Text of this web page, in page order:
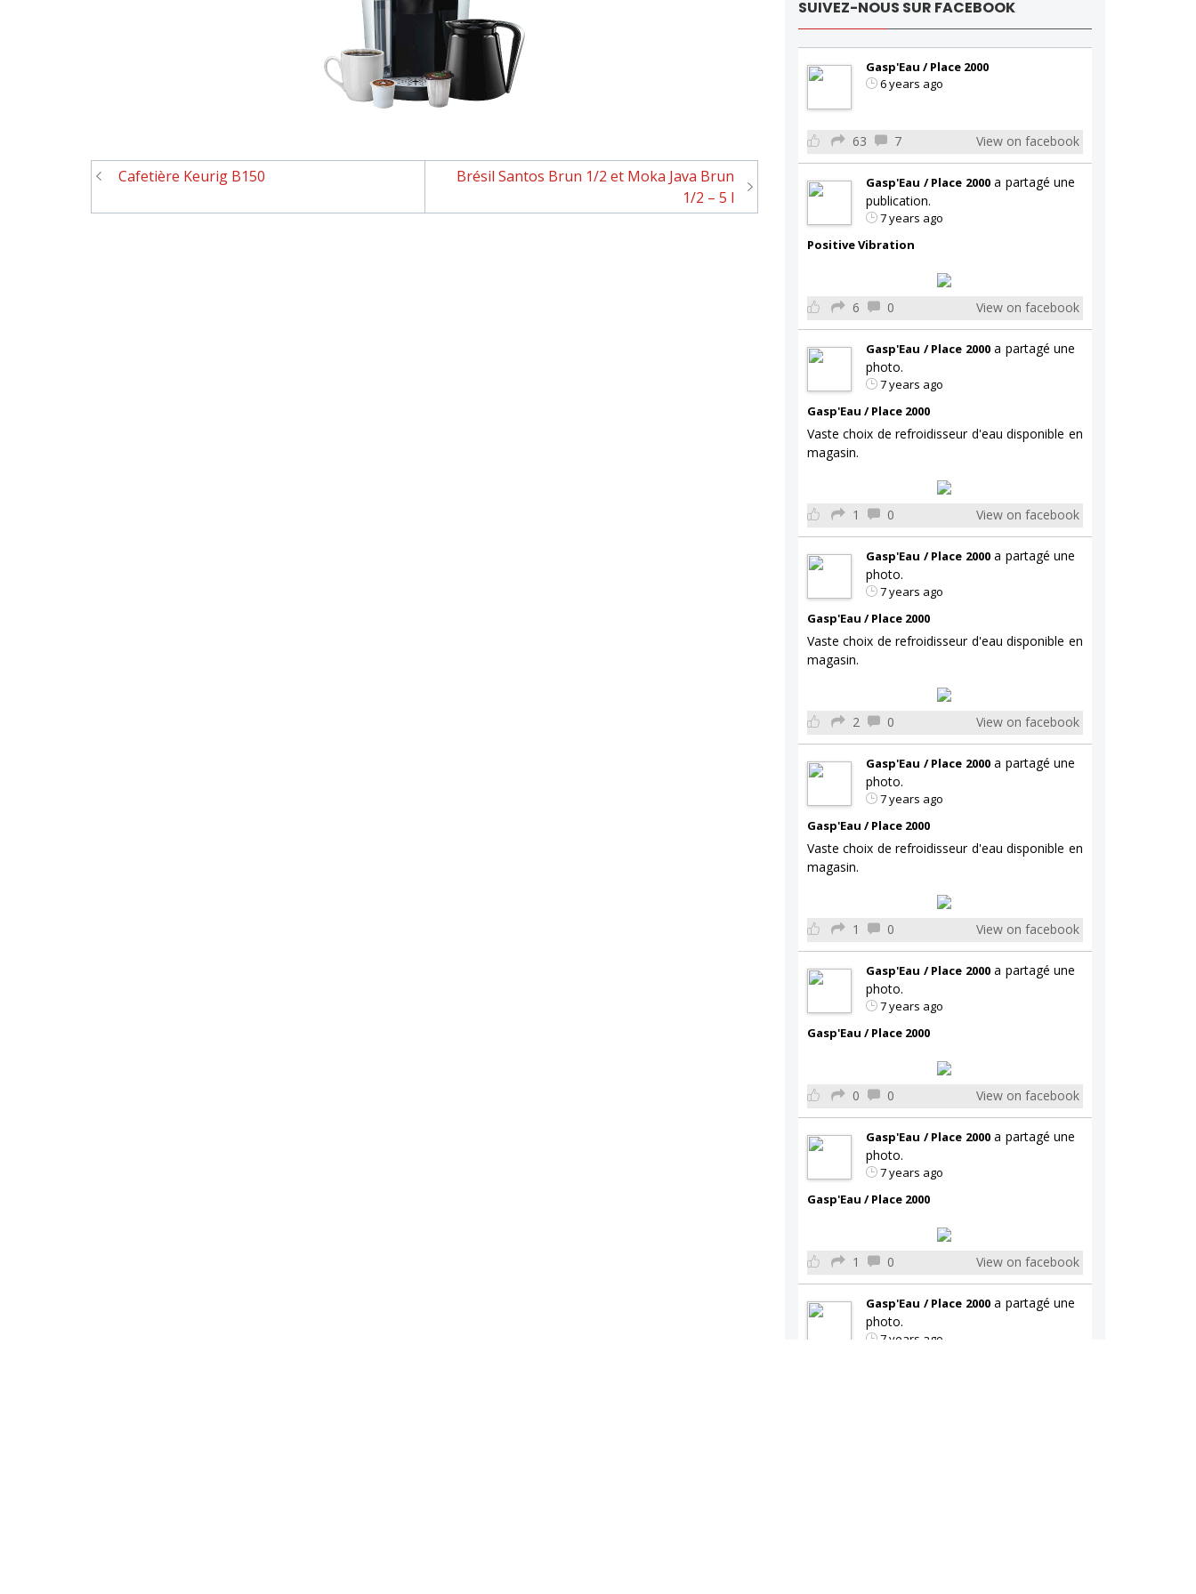
Navigation
de
Cafetière Keurig B150
Brésil Santos Brun 1/2 et Moka Java Brun
1/2 – 5 l
SUIVEZ-NOUS SUR FACEBOOK
Gasp'Eau / Place 2000
6 years ago
63 7 View on facebook
Gasp'Eau / Place 2000a partagé une
publication.
7 years ago
Positive Vibration
6 0 View on facebook
Gasp'Eau / Place 2000a partagé une
photo.
7 years ago
Gasp'Eau / Place 2000
Vaste choix de refroidisseur d'eau disponible en
magasin.
1 0 View on facebook
Gasp'Eau / Place 2000a partagé une
photo.
7 years ago
Gasp'Eau / Place 2000
Vaste choix de refroidisseur d'eau disponible en
magasin.
2 0 View on facebook
Gasp'Eau / Place 2000a partagé une
photo.
7 years ago
Gasp'Eau / Place 2000
Vaste choix de refroidisseur d'eau disponible en
magasin.
1 0 View on facebook
Gasp'Eau / Place 2000a partagé une
photo.
7 years ago
Gasp'Eau / Place 2000
0 0 View on facebook
Gasp'Eau / Place 2000a partagé une
photo.
7 years ago
Gasp'Eau / Place 2000
1 0 View on facebook
Gasp'Eau / Place 2000a partagé une
photo.
7 years ago